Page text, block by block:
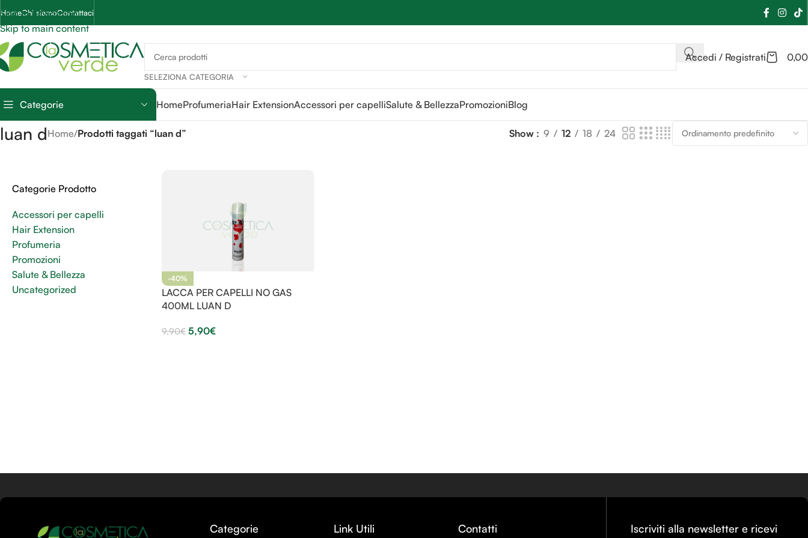
Skip to navigation
Skip to main content
HomeChi siamoContattaci
SELEZIONA CATEGORIA
Accedi / Registrati 0,00
Categorie HomeProfumeriaHair ExtensionAccessori per capelliSalute & BellezzaPromozioniBlog
luan dHome/Prodotti taggati “luan d” Show 9 12 18 24
Categorie Prodotto
Accessori per capelli
Hair Extension
Profumeria
Promozioni
Salute & Bellezza
Uncategorized
-40%
LACCA PER CAPELLI NO GAS
400ML LUAN D
9,90€ 5,90€
Categorie Link Utili Contatti
Iscriviti alla newsletter e ricevi